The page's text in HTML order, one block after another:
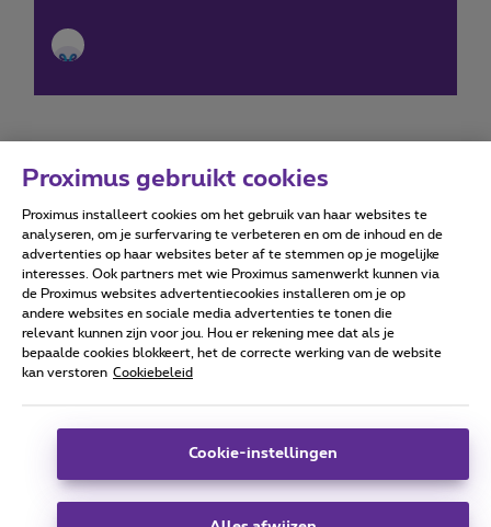
Forumvoorwaarden Accessibility statement
Alle rechten voorbehouden. © Proximus
Algemene voorwaarden, consumenteninfo
Deze website is gecreëerd en wordt beheerd conform het
Koning Albert II-laan 27 - B-1030 Brussel.
Proximus gebruikt cookies
Proximus installeert cookies om het gebruik van haar websites te
analyseren, om je surfervaring te verbeteren en om de inhoud en de
advertenties op haar websites beter af te stemmen op je mogelijke
interesses. Ook partners met wie Proximus samenwerkt kunnen via
de Proximus websites advertentiecookies installeren om je op
andere websites en sociale media advertenties te tonen die
relevant kunnen zijn voor jou. Hou er rekening mee dat als je
bepaalde cookies blokkeert, het de correcte werking van de website
kan verstoren Cookiebeleid
Cookie-instellingen